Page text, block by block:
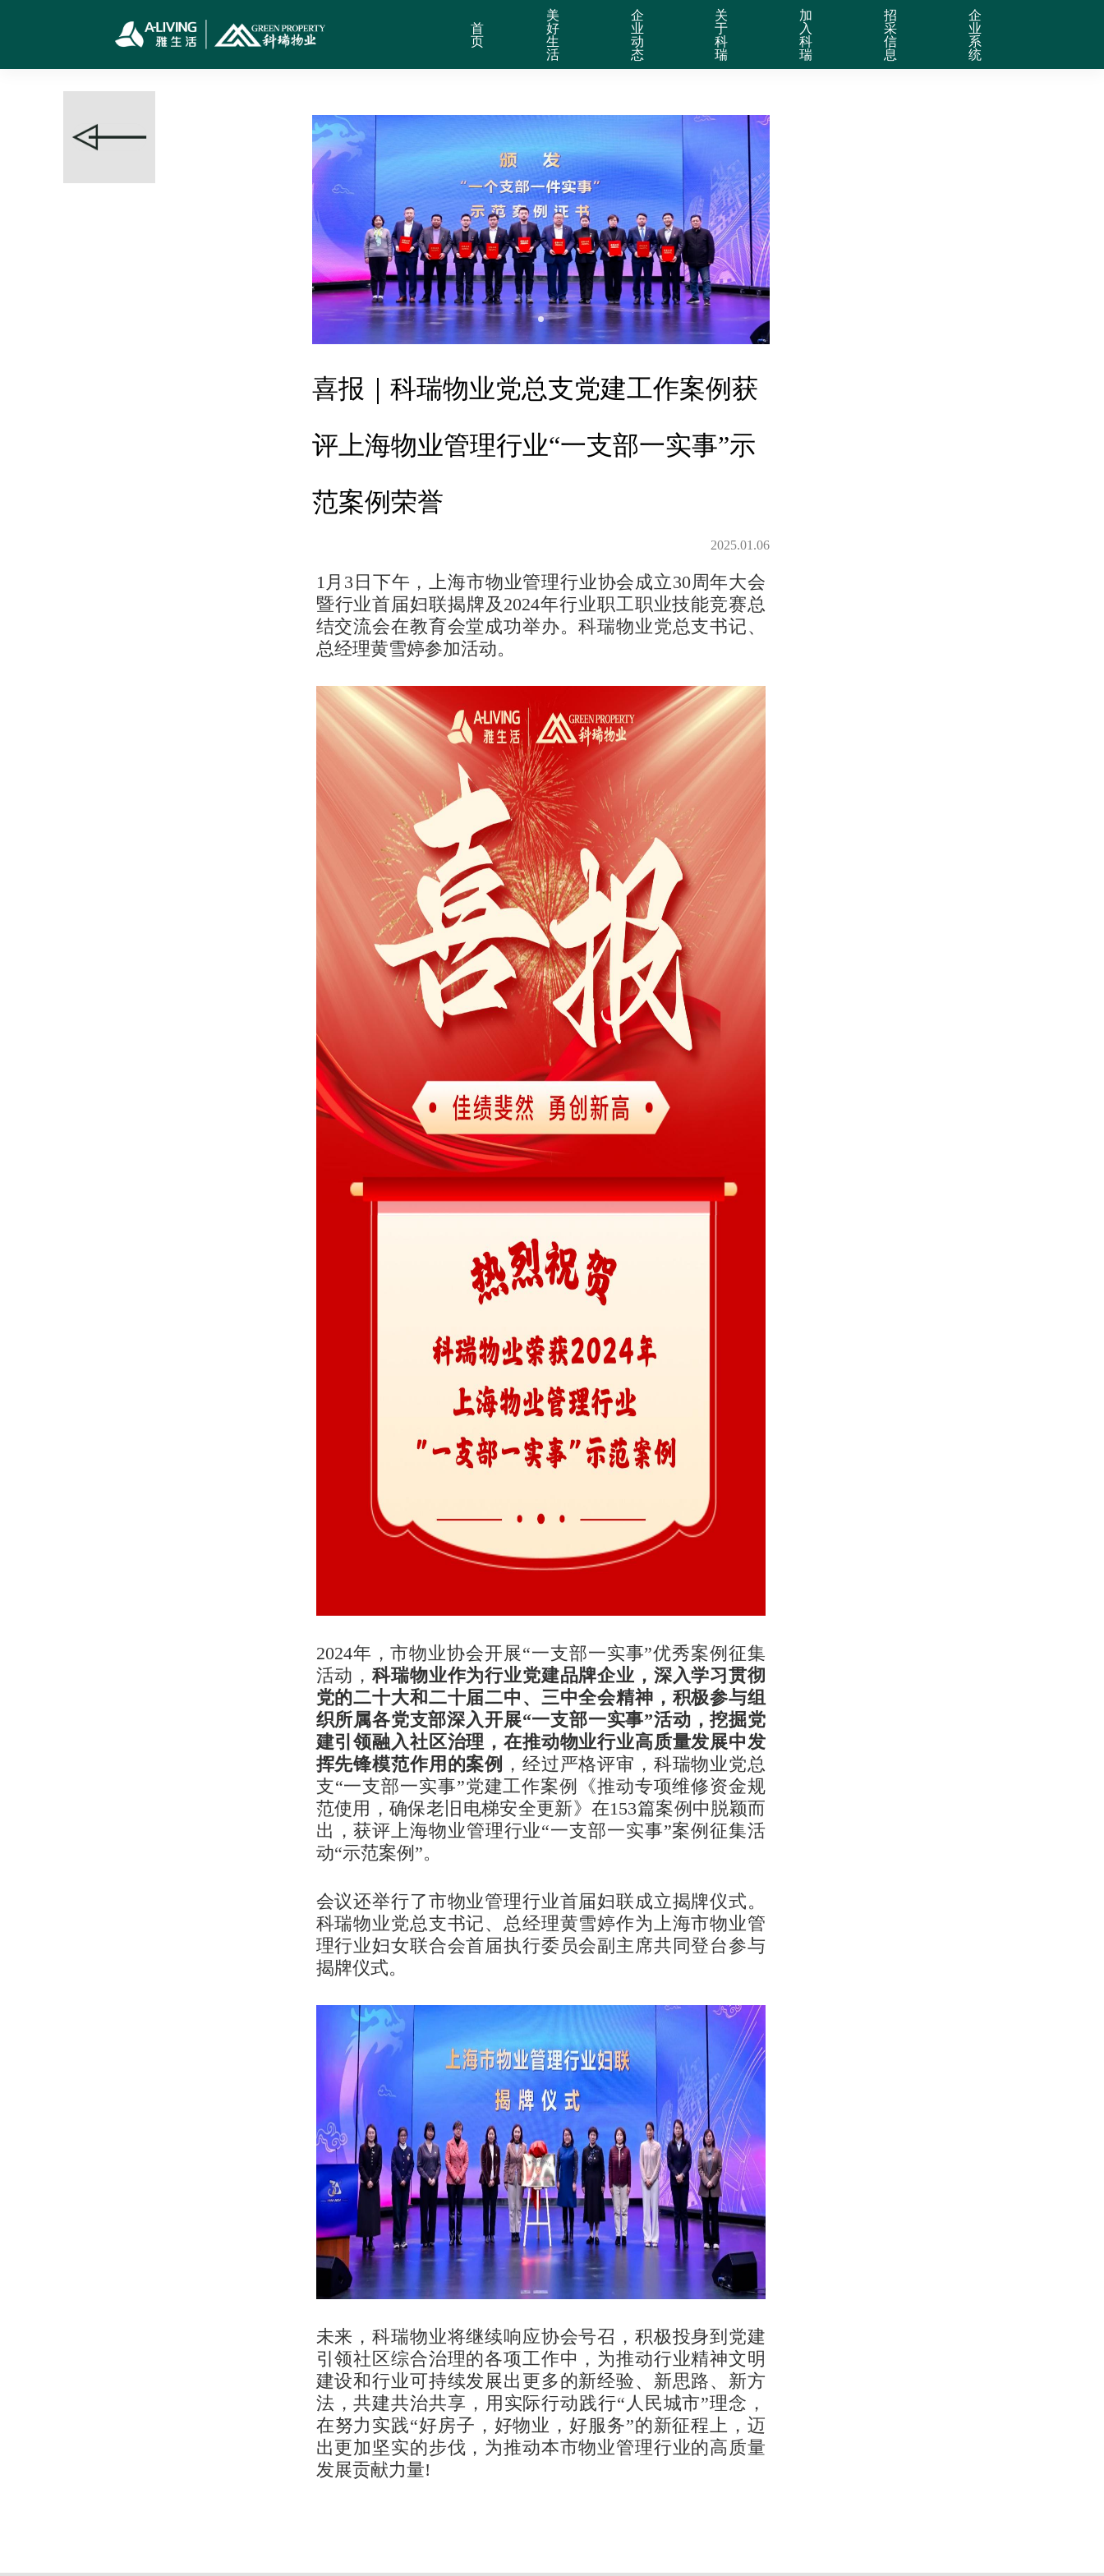
首
页
美
好
生
活
企
业
动
态
关
于
科
瑞
加
入
科
瑞
招
采
信
息
企
业
系
统
喜报｜科瑞物业党总支党建工作案例获
评上海物业管理行业“一支部一实事”示
范案例荣誉
2025.01.06
1月3日下午，上海市物业管理行业协会成立30周年大会
暨行业首届妇联揭牌及2024年行业职工职业技能竞赛总
结交流会在教育会堂成功举办。科瑞物业党总支书记、
总经理黄雪婷参加活动。
2024年，市物业协会开展“一支部一实事”优秀案例征集
活动，科瑞物业作为行业党建品牌企业，深入学习贯彻
党的二十大和二十届二中、三中全会精神，积极参与组
织所属各党支部深入开展“一支部一实事”活动，挖掘党
建引领融入社区治理，在推动物业行业高质量发展中发
挥先锋模范作用的案例 ，经过严格评审，科瑞物业党总
支“一支部一实事”党建工作案例《推动专项维修资金规
范使用，确保老旧电梯安全更新》在153篇案例中脱颖而
出，获评上海物业管理行业“一支部一实事”案例征集活
动“示范案例”。
会议还举行了市物业管理行业首届妇联成立揭牌仪式。
科瑞物业党总支书记、总经理黄雪婷作为上海市物业管
理行业妇女联合会首届执行委员会副主席共同登台参与
揭牌仪式。
未来，科瑞物业将继续响应协会号召，积极投身到党建
引领社区综合治理的各项工作中，为推动行业精神文明
建设和行业可持续发展出更多的新经验、新思路、新方
法，共建共治共享，用实际行动践行“人民城市”理念，
在努力实践“好房子，好物业，好服务”的新征程上，迈
出更加坚实的步伐，为推动本市物业管理行业的高质量
发展贡献力量!